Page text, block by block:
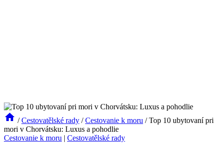
/ Cestovatělské rady / Cestovanie k moru / Top 10 ubytovaní pri
mori v Chorvátsku: Luxus a pohodlie
Cestovanie k moru | Cestovatělské rady